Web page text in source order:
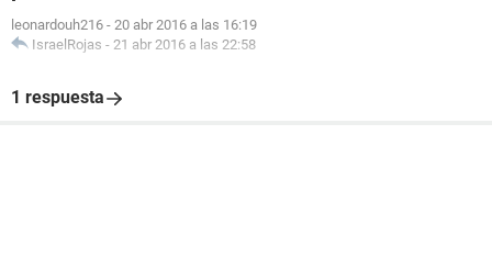
leonardouh216 - 20 abr 2016 a las 16:19
IsraelRojas - 21 abr 2016 a las 22:58
1 respuesta